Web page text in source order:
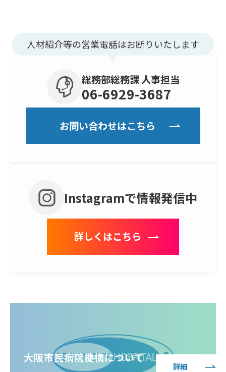
人材紹介等の営業電話はお断りいたします
総務部総務課 人事担当
06-6929-3687
お問い合わせはこちら
Instagramで情報発信中
詳しくはこちら
大阪市民病院機構について
詳細